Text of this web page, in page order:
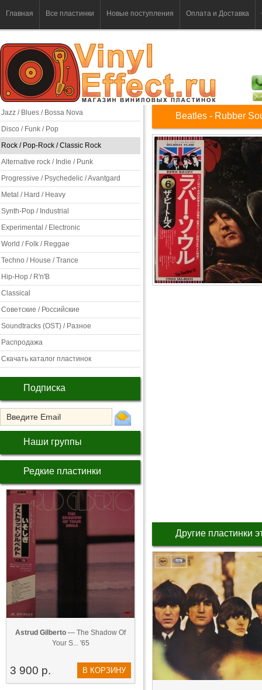
Главная Все пластинки Новые поступления Оплата и Доставка
Jazz / Blues / Bossa Nova
Disco / Funk / Pop
Rock / Pop-Rock / Classic Rock
Alternative rock / Indie / Punk
Progressive / Psychedelic / Avantgard
Metal / Hard / Heavy
Synth-Pop / Industrial
Experimental / Electronic
World / Folk / Reggae
Techno / House / Trance
Hip-Hop / R'n'B
Classical
Советские / Российские
Soundtracks (OST) / Разное
Распродажа
Скачать каталог пластинок
Подписка
Наши группы
Редкие пластинки
Astrud Gilberto — The Shadow Of
Your S... '65
3 900 р. В КОРЗИНУ
Beatles - Rubber
Другие пластинки